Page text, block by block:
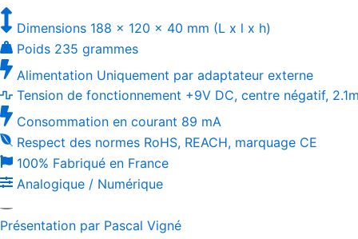
Dimensions 188 x 120 x 40 mm (L x l x h)
Poids 235 grammes
Alimentation Uniquement par adaptateur externe
Tension de fonctionnement +9V DC, centre négatif,
Consommation en courant 89 mA
Respect des normes RoHS, REACH, marquage CE
100% Fabriqué en France
Analogique / Numérique
Présentation par Pascal Vigné